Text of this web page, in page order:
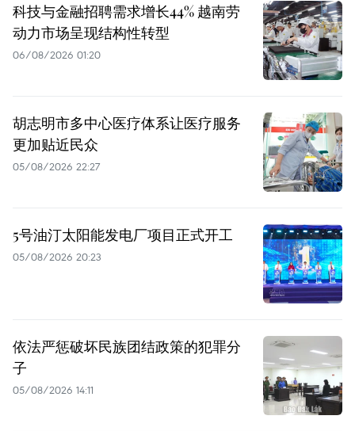
科技与金融招聘需求增长44% 越南劳
动力市场呈现结构性转型
06/08/2026 01:20
胡志明市多中心医疗体系让医疗服务
更加贴近民众
05/08/2026 22:27
5号油汀太阳能发电厂项目正式开工
05/08/2026 20:23
依法严惩破坏民族团结政策的犯罪分
子
05/08/2026 14:11